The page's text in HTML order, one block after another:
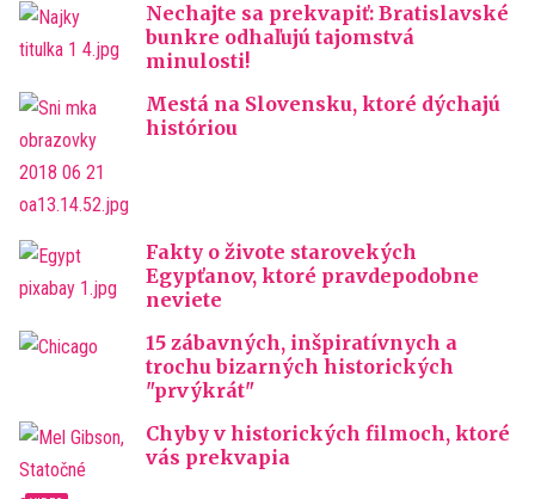
Nechajte sa prekvapiť: Bratislavské
bunkre odhaľujú tajomstvá
minulosti!
Mestá na Slovensku, ktoré dýchajú
históriou
Fakty o živote starovekých
Egypťanov, ktoré pravdepodobne
neviete
15 zábavných, inšpiratívnych a
trochu bizarných historických
"prvýkrát"
Chyby v historických filmoch, ktoré
vás prekvapia